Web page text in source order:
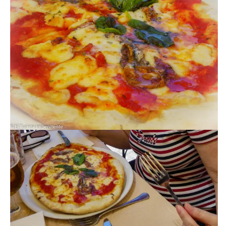
A la vuelta a Capri, para volver a coger el
barco cogimos una especie de taxis abiertos
con una tela por encima sólo para quitar el
sol, que hay (y ahorrarse el aire
acondicionado). Después de la tomadura de
pelo de cuando llegamos, negociamos el
precio antes de subir al taxi descapotado
(hacédlo porque los timos están a la orden
del día).
AL BARCO PARA NAPOLES
AGAIN. EL DIA EN EL PARAISO
DE CAPRI CONCLUYE